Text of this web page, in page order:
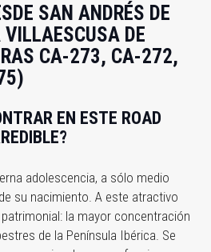
SAN ANDRÉS DE
DE
CA-273, CA-272,
EN ESTE ROAD
adolescencia, a sólo medio
su nacimiento. A este atractivo
la mayor concentración
de la Península Ibérica. Se